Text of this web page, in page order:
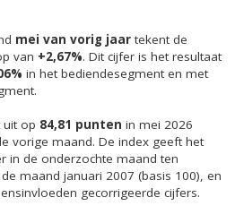
mei van vorig jaar tekent de
van +2,67%. Dit cijfer is het resultaat
in het bediendesegment en met
op 84,81 punten in mei 2026
vorige maand. De index geeft het
in de onderzochte maand ten
maand januari 2007 (basis 100), en
gecorrigeerde cijfers.